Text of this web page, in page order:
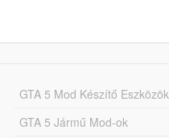
GTA 5 Mod Készítő Eszközök
GTA 5 Jármű Mod-ok